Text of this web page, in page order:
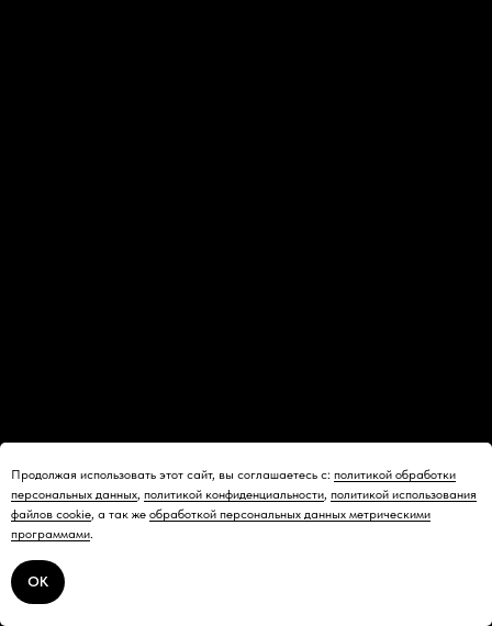
Продолжая использовать этот сайт, вы соглашаетесь с: политикой обработки
персональных данных, политикой конфиденциальности, политикой использования
файлов cookie, а так же обработкой персональных данных метрическими
программами.
ОК